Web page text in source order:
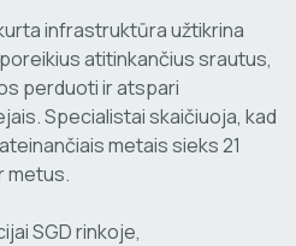
infrastruktūra užtikrina
atitinkančius srautus,
perduoti ir atspari
Specialistai skaičiuoja, kad
metais sieks 21
metus.
SGD rinkoje,